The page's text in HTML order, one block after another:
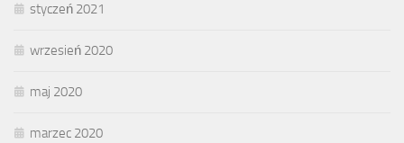
styczeń 2021
wrzesień 2020
maj 2020
marzec 2020